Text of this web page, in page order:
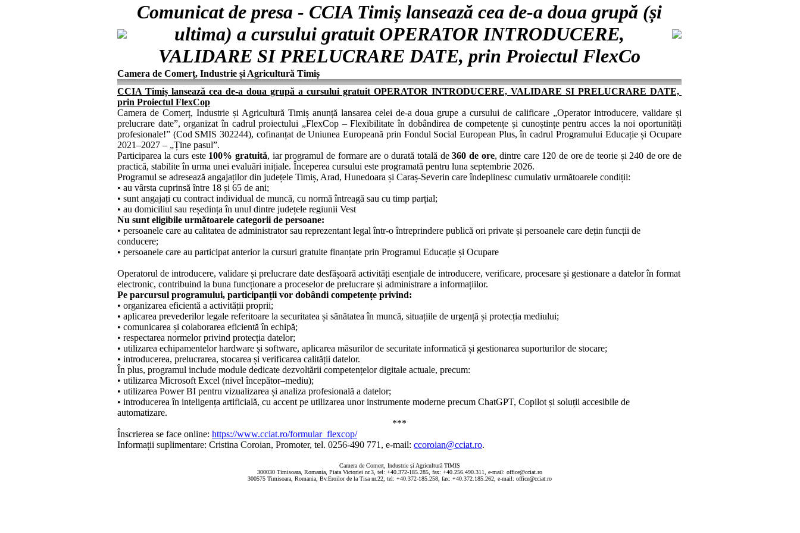
Comunicat de presa - CCIA Timiș lansează cea de-a doua grupă (și
ultima) a cursului gratuit OPERATOR INTRODUCERE,
VALIDARE SI PRELUCRARE DATE, prin Proiectul FlexCo
Camera de Comerț, Industrie și Agricultură Timiș
CCIA Timiș lansează cea de-a doua grupă a cursului gratuit OPERATOR INTRODUCERE, VALIDARE SI PRELUCRARE DATE,
prin Proiectul FlexCop
Camera de Comerț, Industrie și Agricultură Timiș anunță lansarea celei de-a doua grupe a cursului de calificare „Operator introducere, validare și
prelucrare date”, organizat în cadrul proiectului „FlexCop – Flexibilitate în dobândirea de competențe și cunoștințe pentru acces la noi oportunități
profesionale!” (Cod SMIS 302244), cofinanțat de Uniunea Europeană prin Fondul Social European Plus, în cadrul Programului Educație și Ocupare
2021–2027 – „Ține pasul”.
Participarea la curs este 100% gratuită, iar programul de formare are o durată totală de360 de ore, dintre care 120 de ore de teorie și 240 de ore de
practică, stabilite în urma unei evaluări inițiale. Începerea cursului este programată pentru luna septembrie 2026.
Programul se adresează angajaților din județele Timiș, Arad, Hunedoara și Caraș-Severin care îndeplinesc cumulativ următoarele condiții:
• au vârsta cuprinsă între 18 și 65 de ani;
• sunt angajați cu contract individual de muncă, cu normă întreagă sau cu timp parțial;
• au domiciliul sau reședința în unul dintre județele regiunii Vest
Nu sunt eligibile următoarele categorii de persoane:
• persoanele care au calitatea de administrator sau reprezentant legal într-o întreprindere publică ori private și persoanele care dețin funcții de
conducere;
• persoanele care au participat anterior la cursuri gratuite finanțate prin Programul Educație și Ocupare
Operatorul de introducere, validare și prelucrare date desfășoară activități esențiale de introducere, verificare, procesare și gestionare a datelor în format
electronic, contribuind la buna funcționare a proceselor de prelucrare și administrare a informațiilor.
Pe parcursul programului, participanții vor dobândi competențe privind:
• organizarea eficientă a activității proprii;
• aplicarea prevederilor legale referitoare la securitatea și sănătatea în muncă, situațiile de urgență și protecția mediului;
• comunicarea și colaborarea eficientă în echipă;
• respectarea normelor privind protecția datelor;
• utilizarea echipamentelor hardware și software, aplicarea măsurilor de securitate informatică și gestionarea suporturilor de stocare;
• introducerea, prelucrarea, stocarea și verificarea calității datelor.
În plus, programul include module dedicate dezvoltării competențelor digitale actuale, precum:
• utilizarea Microsoft Excel (nivel începător–mediu);
• utilizarea Power BI pentru vizualizarea și analiza profesională a datelor;
• introducerea în inteligența artificială, cu accent pe utilizarea unor instrumente moderne precum ChatGPT, Copilot și soluții accesibile de
automatizare.
***
Înscrierea se face online: https://www.cciat.ro/formular_flexcop/
Informații suplimentare: Cristina Coroian, Promoter, tel. 0256-490 771, e-mail: ccoroian@cciat.ro.
Camera de Comerț, Industrie și Agricultură TIMIȘ
300030 Timisoara, Romania, Piata Victoriei nr.3, tel: +40.372-185.285, fax: +40.256.490.311, e-mail: office@cciat.ro
300575 Timisoara, Romania, Bv.Eroilor de la Tisa nr.22, tel: +40.372-185.258, fax: +40.372.185.262, e-mail: office@cciat.ro